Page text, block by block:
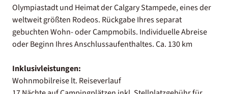
Olympiastadt und Heimat der Calgary Stampede, eines der
weltweit größten Rodeos. Rückgabe Ihres separat
gebuchten Wohn- oder Campmobils. Individuelle Abreise
oder Beginn Ihres Anschlussaufenthaltes. Ca. 130 km
Inklusivleistungen:
Wohnmobilreise lt. Reiseverlauf